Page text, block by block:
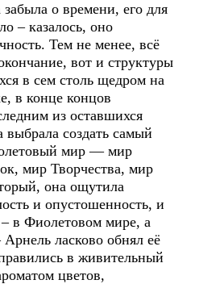
о времени, его для
– казалось, оно
Тем не менее, всё
вот и структуры
в сем столь щедром на
в конце концов
из оставшихся
выбрала создать самый
мир — мир
мир Творчества, мир
она ощутила
и опустошенность, и
– в Фиолетовом мире, а
Арнель ласково обнял её
в живительный
цветов,